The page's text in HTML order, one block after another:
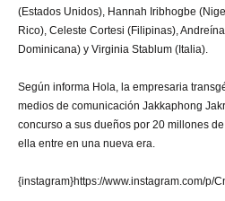
(Estados Unidos), Hannah Iribhogbe
Rico), Celeste Cortesi (Filipinas),
Dominicana) y Virginia Stablum (Italia).
Según informa Hola, la empresaria
medios de comunicación Jakkaphong
concurso a sus dueños por 20 millones
ella entre en una nueva era.
{instagram}https://www.instagram.com/p/